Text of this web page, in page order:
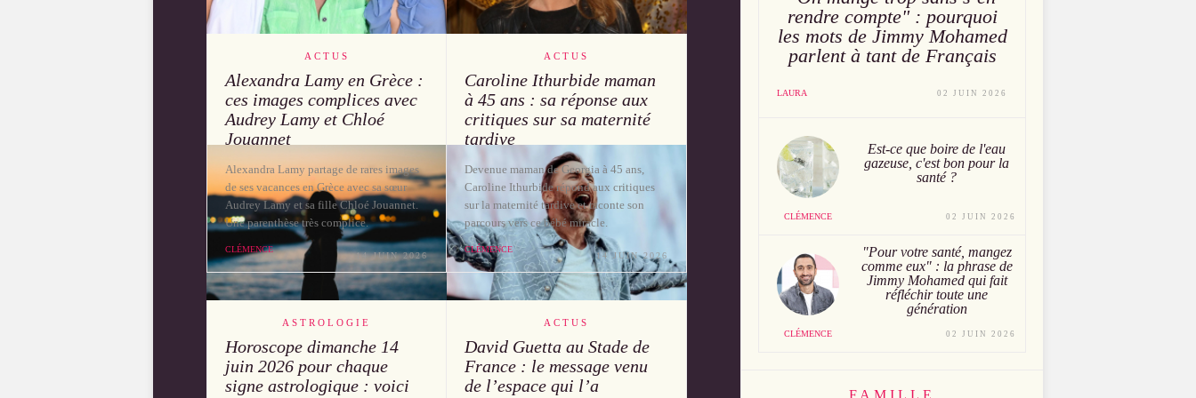
ACTUS
Alexandra Lamy en Grèce :
ces images complices avec
Audrey Lamy et Chloé
Jouannet
Alexandra Lamy partage de rares images
de ses vacances en Grèce avec sa sœur
Audrey Lamy et sa fille Chloé Jouannet.
Une parenthèse très complice.
CLÉMENCE
14 JUIN 2026
ACTUS
Caroline Ithurbide maman
à 45 ans : sa réponse aux
critiques sur sa maternité
tardive
Devenue maman de Georgia à 45 ans,
Caroline Ithurbide répond aux critiques
sur la maternité tardive et raconte son
parcours vers ce bébé miracle.
CLÉMENCE
14 JUIN 2026
ASTROLOGIE
Horoscope dimanche 14
juin 2026 pour chaque
signe astrologique : voici
ACTUS
David Guetta au Stade de
France : le message venu
de l’espace qui l’a
rendre compte" : pourquoi
les mots de Jimmy Mohamed
parlent à tant de Français
LAURA 02 JUIN 2026
Est-ce que boire de l'eau
gazeuse, c'est bon pour la
santé ?
CLÉMENCE 02 JUIN 2026
"Pour votre santé, mangez
comme eux" : la phrase de
Jimmy Mohamed qui fait
réfléchir toute une
génération
CLÉMENCE 02 JUIN 2026
FAMILLE